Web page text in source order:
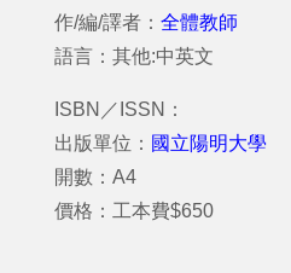
作/編/譯者： 全體教師
語言：其他:中英文
ISBN／ISSN：
出版單位： 國立陽明大學
開數：A4
價格：工本費$650